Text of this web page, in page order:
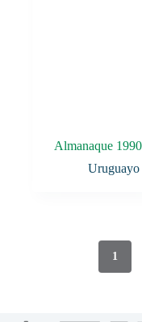
Almanaque 1990
Uruguayo
1